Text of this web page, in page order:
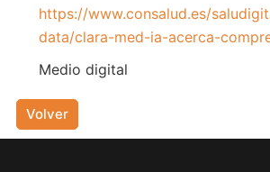
https://www.consalud.es/
data/clara-med-ia-acerca-
Medio digital
Volver